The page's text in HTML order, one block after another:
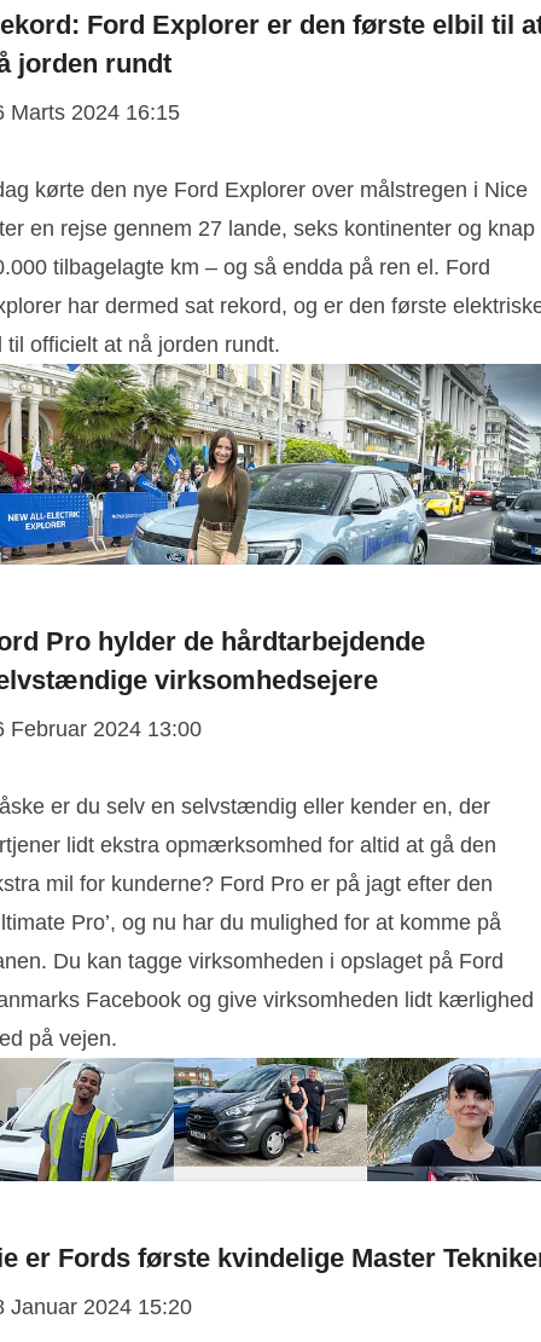
Ford Explorer er den første elbil til
jorden rundt
Marts 2024 16:15
kørte den nye Ford Explorer over målstregen i Nice
en rejse gennem 27 lande, seks kontinenter og knap
tilbagelagte km – og så endda på ren el. Ford
har dermed sat rekord, og er den første
til officielt at nå jorden rundt.
Pro hylder de hårdtarbejdende
virksomhedsejere
Februar 2024 13:00
er du selv en selvstændig eller kender en, der
lidt ekstra opmærksomhed for altid at gå den
mil for kunderne? Ford Pro er på jagt efter den
Pro’, og nu har du mulighed for at komme på
Du kan tagge virksomheden i opslaget på Ford
Facebook og give virksomheden lidt kærlighed
på vejen.
er Fords første kvindelige Master
Januar 2024 15:20